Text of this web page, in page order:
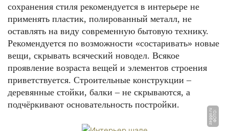
сохранения стиля рекомендуется в интерьере не
применять пластик, полированный металл, не
оставлять на виду современную бытовую технику.
Рекомендуется по возможности «состаривать» новые
вещи, скрывать всяческий новодел. Всякое
проявление возраста вещей и элементов строения
приветствуется. Строительные конструкции –
деревянные стойки, балки – не скрываются, а
подчёркивают основательность постройки.
Ф
О
Т
О:
z
a
g
g
o.
r
u